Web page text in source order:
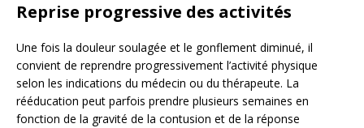
Reprise progressive des activités
Une fois la douleur soulagée et le gonflement diminué, il
convient de reprendre progressivement l’activité physique
selon les indications du médecin ou du thérapeute. La
rééducation peut parfois prendre plusieurs semaines en
fonction de la gravité de la contusion et de la réponse